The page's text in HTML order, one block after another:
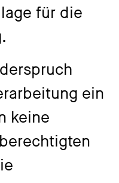
für die
ein
keine